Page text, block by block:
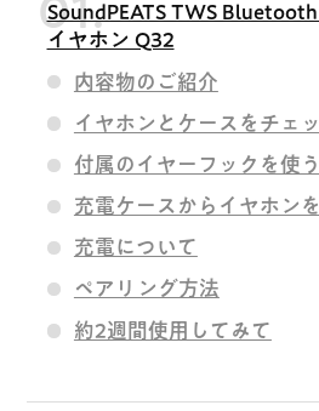
SoundPEATS TWS
イヤホン Q32
内容物のご紹介
イヤホンとケースをチェ
付属のイヤーフックを使
充電ケースからイヤホン
充電について
ペアリング方法
約2週間使用してみて